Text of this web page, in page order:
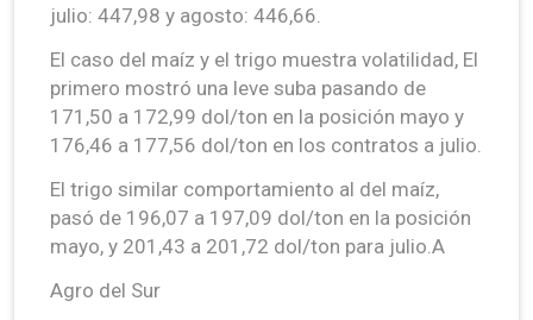
julio: 447,98 y agosto: 446,66.
El caso del maíz y el trigo muestra volatilidad, El
primero mostró una leve suba pasando de
171,50 a 172,99 dol/ton en la posición mayo y
176,46 a 177,56 dol/ton en los contratos a julio.
El trigo similar comportamiento al del maíz,
pasó de 196,07 a 197,09 dol/ton en la posición
mayo, y 201,43 a 201,72 dol/ton para julio.A
Agro del Sur